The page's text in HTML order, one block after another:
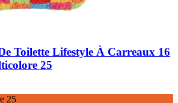
Toilette Lifestyle À Carreaux 16
25
25